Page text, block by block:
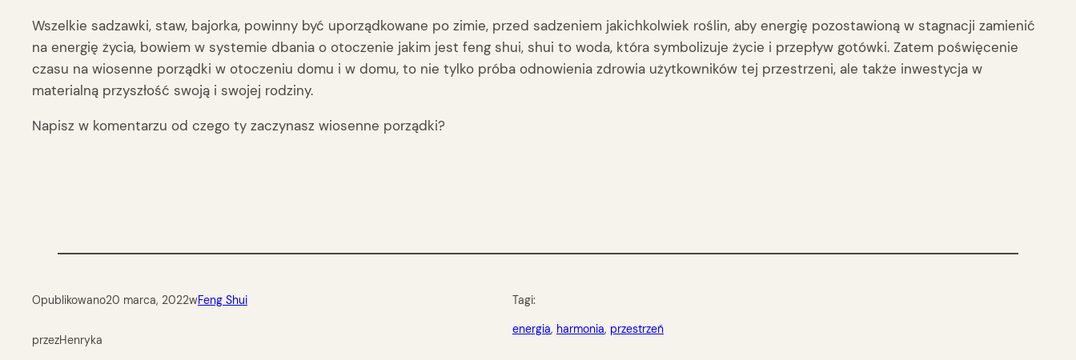
Wszelkie sadzawki, staw, bajorka, powinny być uporządkowane po zimie, przed sadzeniem jakichkolwiek roślin, aby energię pozostawioną w stagnacji zamienić
na energię życia, bowiem w systemie dbania o otoczenie jakim jest feng shui, shui to woda, która symbolizuje życie i przepływ gotówki. Zatem poświęcenie
czasu na wiosenne porządki w otoczeniu domu i w domu, to nie tylko próba odnowienia zdrowia użytkowników tej przestrzeni, ale także inwestycja w
materialną przyszłość swoją i swojej rodziny.
Napisz w komentarzu od czego ty zaczynasz wiosenne porządki?
Opublikowano20 marca, 2022wFeng Shui
przezHenryka
Tagi:
energia, harmonia, przestrzeń